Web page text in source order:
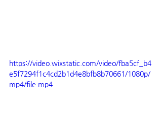
https://video.wixstatic.com/video/fba5cf_b4
e5f7294f1c4cd2b1d4e8bfb8b70661/1080p/
mp4/file.mp4